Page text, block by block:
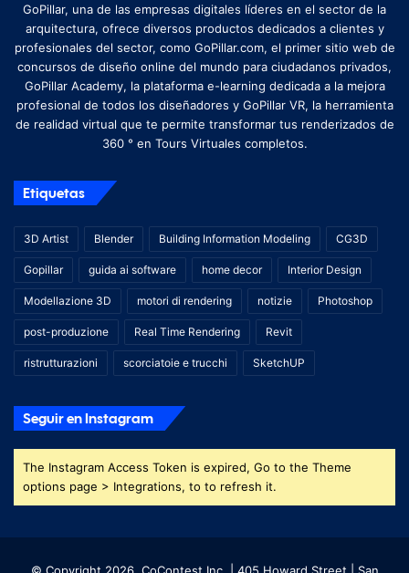
GoPillar, una de las empresas digitales líderes en el sector de la
arquitectura, ofrece diversos productos dedicados a clientes y
profesionales del sector, como GoPillar.com, el primer sitio web de
concursos de diseño online del mundo para ciudadanos privados,
GoPillar Academy, la plataforma e-learning dedicada a la mejora
profesional de todos los diseñadores y GoPillar VR, la herramienta
de realidad virtual que te permite transformar tus renderizados de
360 ​​° en Tours Virtuales completos.
Etiquetas
3D Artist Blender Building Information Modeling CG3D
Gopillar guida ai software home decor Interior Design
Modellazione 3D motori di rendering notizie Photoshop
post-produzione Real Time Rendering Revit
ristrutturazioni scorciatoie e trucchi SketchUP
Seguir en Instagram
The Instagram Access Token is expired, Go to the Theme
options page > Integrations, to to refresh it.